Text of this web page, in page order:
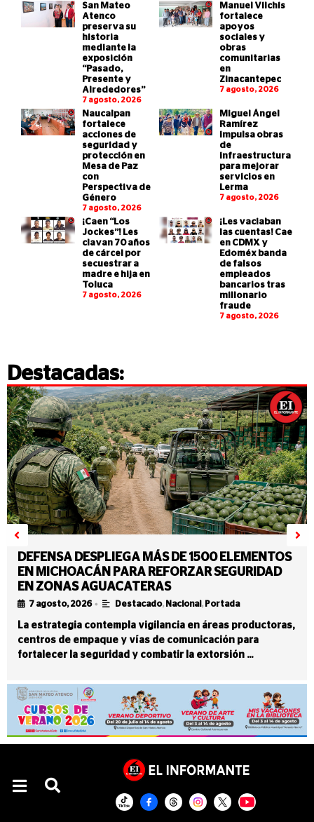
San Mateo
Atenco
preserva su
historia
mediante la
exposición
“Pasado,
Presente y
Alrededores”
7 agosto, 2026
Manuel Vilchis
fortalece
apoyos
sociales y
obras
comunitarias
en
Zinacantepec
7 agosto, 2026
Naucalpan
fortalece
acciones de
seguridad y
protección en
Mesa de Paz
con
Perspectiva de
Género
7 agosto, 2026
Miguel Ángel
Ramírez
impulsa obras
de
infraestructura
para mejorar
servicios en
Lerma
7 agosto, 2026
¡Caen “Los
Jockes”! Les
clavan 70 años
de cárcel por
secuestrar a
madre e hija en
Toluca
7 agosto, 2026
¡Les vaciaban
las cuentas! Cae
en CDMX y
Edoméx banda
de falsos
empleados
bancarios tras
millonario
fraude
7 agosto, 2026
Destacadas:
DEFENSA DESPLIEGA MÁS DE 1500 ELEMENTOS
EN MICHOACÁN PARA REFORZAR SEGURIDAD
EN ZONAS AGUACATERAS
7 agosto, 2026 • Destacado, Nacional , Portada
La estrategia contempla vigilancia en áreas productoras,
centros de empaque y vías de comunicación para
fortalecer la seguridad y combatir la extorsión …